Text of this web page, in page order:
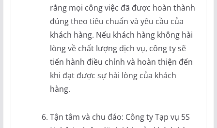
rằng mọi công việc đã được hoàn thành
đúng theo tiêu chuẩn và yêu cầu của
khách hàng. Nếu khách hàng không hài
lòng về chất lượng dịch vụ, công ty sẽ
tiến hành điều chỉnh và hoàn thiện đến
khi đạt được sự hài lòng của khách
hàng.
Tận tâm và chu đáo: Công ty Tạp vụ 5S